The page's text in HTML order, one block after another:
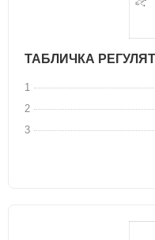
ТАБЛИЧКА
1
2
3